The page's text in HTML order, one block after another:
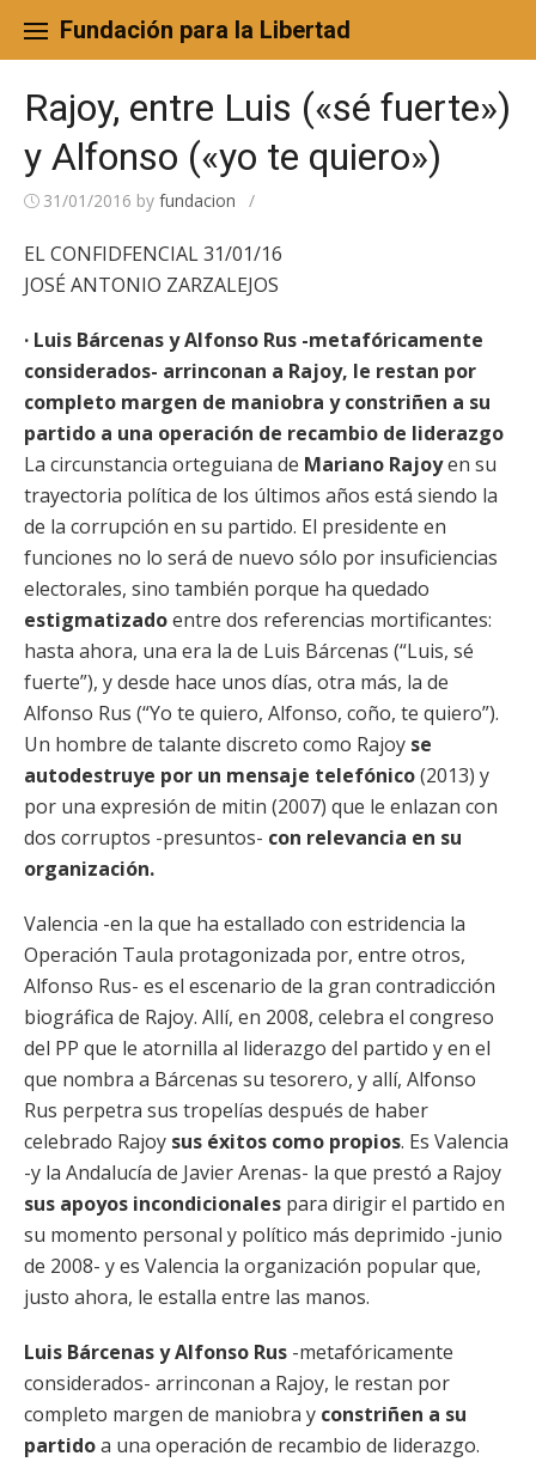
content
Fundación para la Libertad
Rajoy, entre Luis («sé fuerte»)
y Alfonso («yo te quiero»)
31/01/2016 by fundacion /
EL CONFIDFENCIAL 31/01/16
JOSÉ ANTONIO ZARZALEJOS
· Luis Bárcenas y Alfonso Rus -metafóricamente
considerados- arrinconan a Rajoy, le restan por
completo margen de maniobra y constriñen a su
partido a una operación de recambio de liderazgo
La circunstancia orteguiana de Mariano Rajoyen su
trayectoria política de los últimos años está siendo la
de la corrupción en su partido. El presidente en
funciones no lo será de nuevo sólo por insuficiencias
electorales, sino también porque ha quedado
estigmatizadoentre dos referencias mortificantes:
hasta ahora, una era la de Luis Bárcenas (“Luis, sé
fuerte”), y desde hace unos días, otra más, la de
Alfonso Rus (“Yo te quiero, Alfonso, coño, te quiero”).
Un hombre de talante discreto como Rajoy se
autodestruye por un mensaje telefónico(2013) y
por una expresión de mitin (2007) que le enlazan con
dos corruptos -presuntos- con relevancia en su
organización.
Valencia -en la que ha estallado con estridencia la
Operación Taula protagonizada por, entre otros,
Alfonso Rus- es el escenario de la gran contradicción
biográfica de Rajoy. Allí, en 2008, celebra el congreso
del PP que le atornilla al liderazgo del partido y en el
que nombra a Bárcenas su tesorero, y allí, Alfonso
Rus perpetra sus tropelías después de haber
celebrado Rajoy sus éxitos como propios. Es Valencia
-y la Andalucía de Javier Arenas- la que prestó a Rajoy
sus apoyos incondicionales para dirigir el partido en
su momento personal y político más deprimido -junio
de 2008- y es Valencia la organización popular que,
justo ahora, le estalla entre las manos.
Luis Bárcenas y Alfonso Rus -metafóricamente
considerados- arrinconan a Rajoy, le restan por
completo margen de maniobra y constriñen a su
partidoa una operación de recambio de liderazgo.